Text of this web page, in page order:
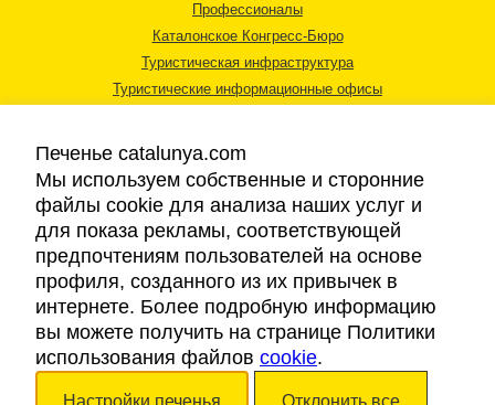
Профессионалы
Каталонское Конгресс-Бюро
Туристическая инфраструктура
Туристические информационные офисы
Правовая информация
Cookies
Доступность
Авторские права © 2026. Каталонский Туристический Совет. Все права
Печенье catalunya.com
Мы используем собственные и сторонние
файлы cookie для анализа наших услуг и
для показа рекламы, соответствующей
предпочтениям пользователей на основе
профиля, созданного из их привычек в
интернете. Более подробную информацию
вы можете получить на странице Политики
использования файлов cookie.
Настройки печенья Отклонить все